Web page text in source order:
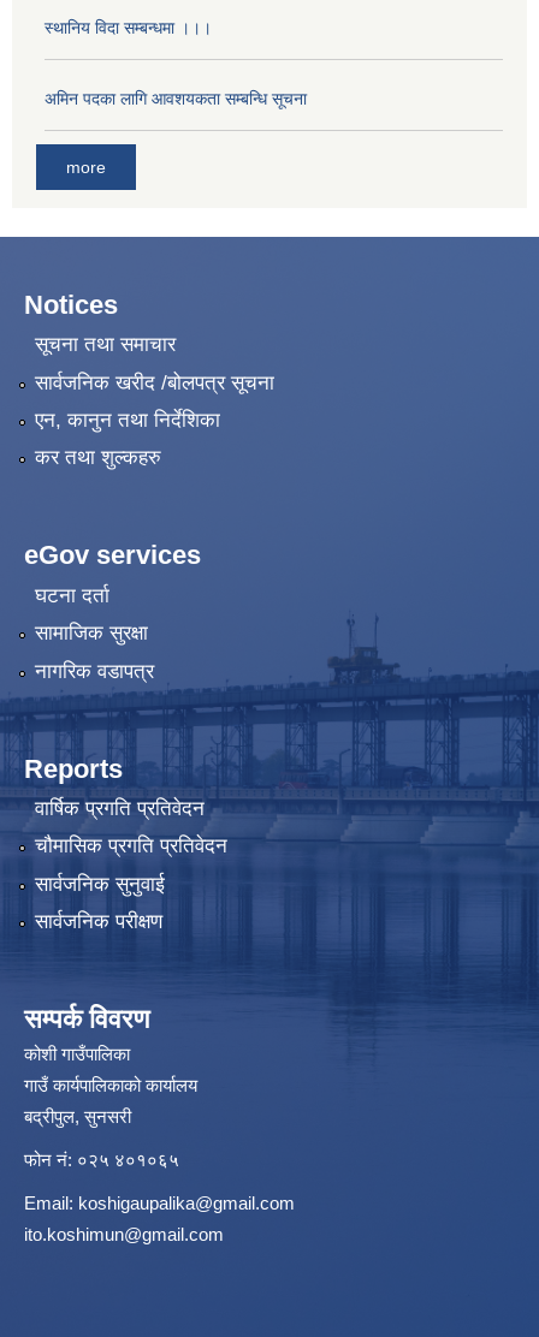
स्थानिय विदा सम्बन्धमा ।।।
अमिन पदका लागि आवशयकता सम्बन्धि सूचना
more
Notices
सूचना तथा समाचार
सार्वजनिक खरीद /बोलपत्र सूचना
एन, कानुन तथा निर्देशिका
कर तथा शुल्कहरु
eGov services
घटना दर्ता
सामाजिक सुरक्षा
नागरिक वडापत्र
Reports
वार्षिक प्रगति प्रतिवेदन
चौमासिक प्रगति प्रतिवेदन
सार्वजनिक सुनुवाई
सार्वजनिक परीक्षण
सम्पर्क विवरण
कोशी गाउँपालिका
गाउँ कार्यपालिकाको कार्यालय
बद्रीपुल, सुनसरी
फोन नं: ०२५ ४०१०६५
Email: koshigaupalika@gmail.com
ito.koshimun@gmail.com